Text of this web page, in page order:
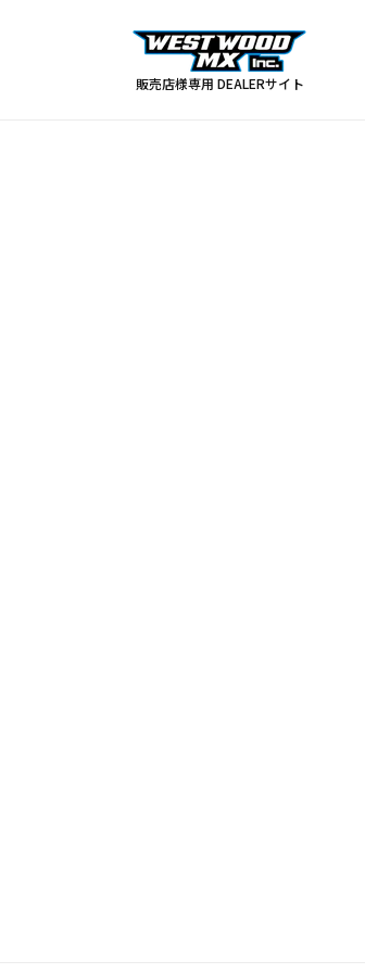
販売店様専用 DEALERサイト